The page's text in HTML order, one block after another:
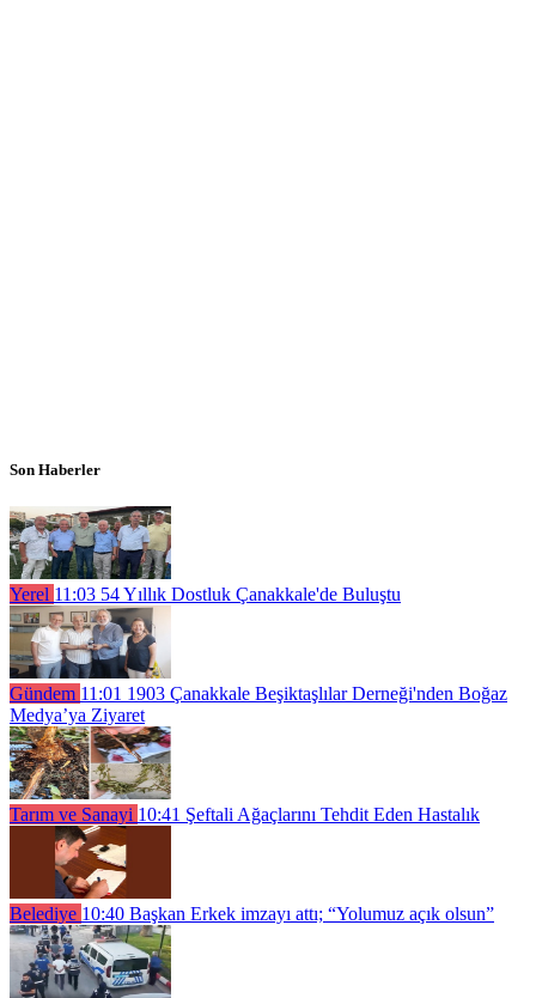
Son Haberler
Yerel 11:03 54 Yıllık Dostluk Çanakkale'de Buluştu
Gündem 11:01 1903 Çanakkale Beşiktaşlılar Derneği'nden Boğaz
Medya’ya Ziyaret
Tarım ve Sanayi 10:41 Şeftali Ağaçlarını Tehdit Eden Hastalık
Belediye 10:40 Başkan Erkek imzayı attı; “Yolumuz açık olsun”